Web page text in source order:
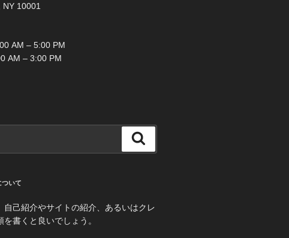
NY 10001
AM – 5:00 PM
AM – 3:00 PM
索
ついて
自己紹介やサイトの紹介、あるいはクレ
を書くと良いでしょう。